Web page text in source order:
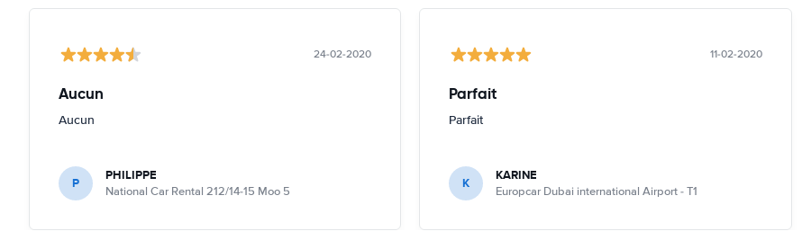
24-02-2020
Aucun
Aucun
P PHILIPPE
National Car Rental 212/14-15 Moo 5
11-02-2020
Parfait
Parfait
K KARINE
Europcar Dubai international Airport - T1